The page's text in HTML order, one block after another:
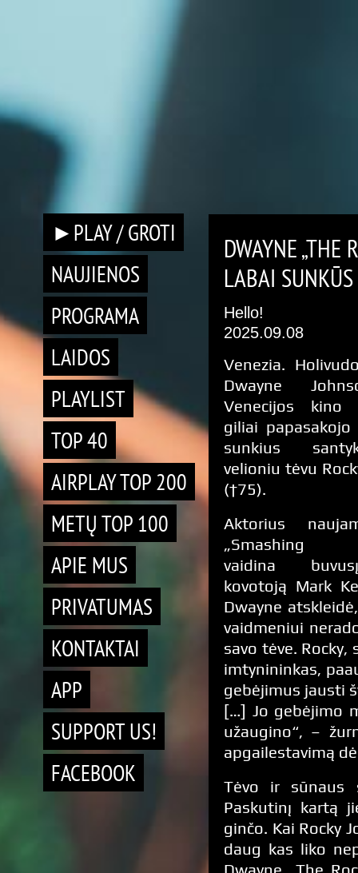
►PLAY / GROTI
NAUJIENOS
PROGRAMA
LAIDOS
PLAYLIST
TOP 40
AIRPLAY TOP 200
METŲ TOP 100
APIE MUS
PRIVATUMAS
KONTAKTAI
APP
SUPPORT US!
FACEBOOK
DWAYNE „THE
LABAI SUNKŪS
Hello!
2025.09.08
Venezia.
Dwayne
Venecijos kino
giliai papasakojo
sunkius
velioniu tėvu
(†75).
Aktorius
„Smashing
vaidina
kovotoją Mark
Dwayne
vaidmeniui
savo tėve. Rocky,
imtynininkas,
gebėjimus jausti
[…] Jo gebėjimo
užaugino“, –
apgailestavimą
Tėvo ir sūnaus
Paskutinį kartą
ginčo. Kai Rocky
daug kas liko